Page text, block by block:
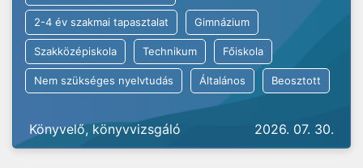
2-4 év szakmai tapasztalat Gimnázium
Szakközépiskola Technikum Főiskola
Nem szükséges nyelvtudás Általános Beosztott
Könyvelő, könyvvizsgáló 2026. 07. 30.